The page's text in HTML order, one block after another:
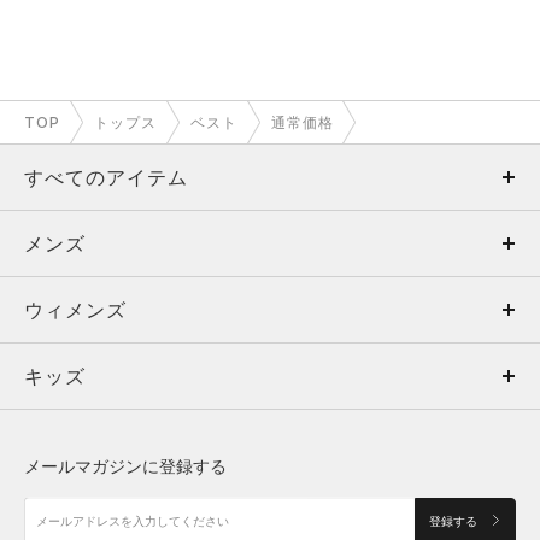
TOP トップス ベスト 通常価格
すべてのアイテム
メンズ
ウィメンズ
キッズ
アクセサリー
メンズ
トップス
ボトムス
アクセサリー
ウィメンズ
トップス
シューズ
キッズ
メールマガジンに登録する
登録する